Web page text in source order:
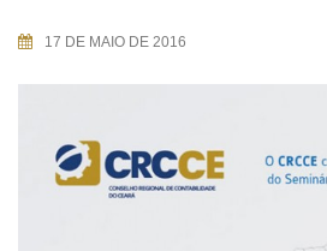
17 DE MAIO DE 2016